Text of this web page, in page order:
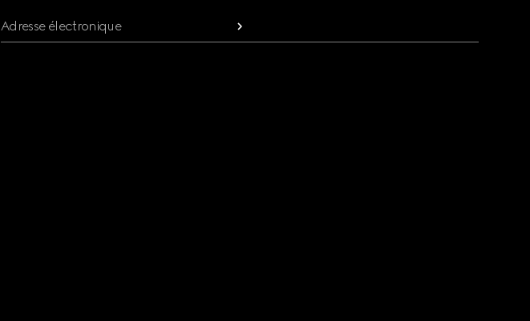
Adresse électronique